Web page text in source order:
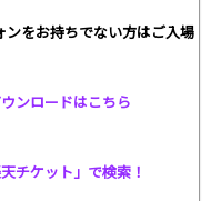
をお持ちでない方はご入場
ンロードはこちら
チケット」で検索！